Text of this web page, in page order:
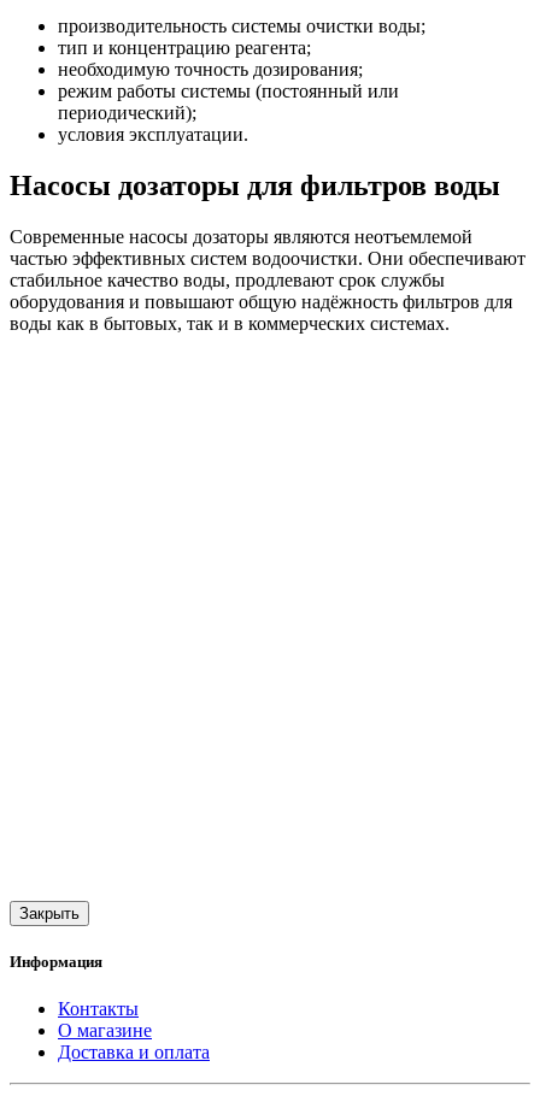
производительность системы очистки воды;
тип и концентрацию реагента;
необходимую точность дозирования;
режим работы системы (постоянный или
периодический);
условия эксплуатации.
Насосы дозаторы для фильтров воды
Современные насосы дозаторы являются неотъемлемой
частью эффективных систем водоочистки. Они обеспечивают
стабильное качество воды, продлевают срок службы
оборудования и повышают общую надёжность фильтров для
воды как в бытовых, так и в коммерческих системах.
Закрыть
Информация
Контакты
О магазине
Доставка и оплата